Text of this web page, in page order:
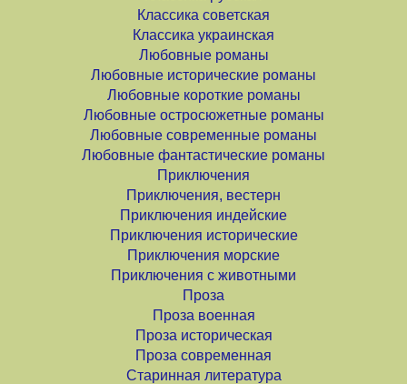
Классика советская
Классика украинская
Любовные романы
Любовные исторические романы
Любовные короткие романы
Любовные остросюжетные романы
Любовные современные романы
Любовные фантастические романы
Приключения
Приключения, вестерн
Приключения индейские
Приключения исторические
Приключения морские
Приключения с животными
Проза
Проза военная
Проза историческая
Проза современная
Старинная литература